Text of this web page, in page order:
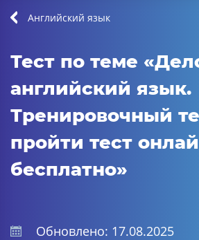
Английский язык
Тест по теме
английский язык.
Тренировочный
пройти тест
бесплатно»
Обновлено: 17.08.2025